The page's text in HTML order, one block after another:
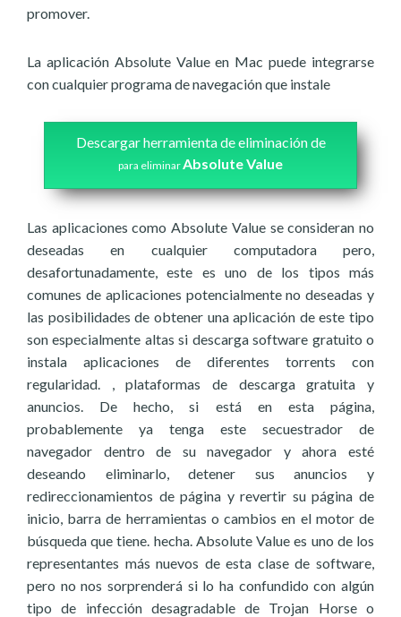
promover.
La aplicación Absolute Value en Mac puede integrarse
con cualquier programa de navegación que instale
Descargar herramienta de eliminación de
para eliminarAbsolute Value
Las aplicaciones como Absolute Value se consideran no
deseadas en cualquier computadora pero,
desafortunadamente, este es uno de los tipos más
comunes de aplicaciones potencialmente no deseadas y
las posibilidades de obtener una aplicación de este tipo
son especialmente altas si descarga software gratuito o
instala aplicaciones de diferentes torrents con
regularidad. , plataformas de descarga gratuita y
anuncios. De hecho, si está en esta página,
probablemente ya tenga este secuestrador de
navegador dentro de su navegador y ahora esté
deseando eliminarlo, detener sus anuncios y
redireccionamientos de página y revertir su página de
inicio, barra de herramientas o cambios en el motor de
búsqueda que tiene. hecha. Absolute Value es uno de los
representantes más nuevos de esta clase de software,
pero no nos sorprenderá si lo ha confundido con algún
tipo de infección desagradable de Trojan Horse o